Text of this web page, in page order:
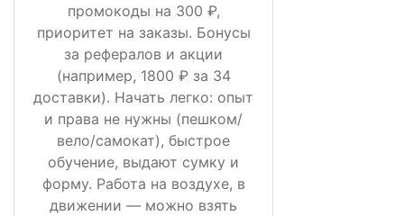
промокоды на 300 ₽,
приоритет на заказы. Бонусы
за рефералов и акции
(например, 1800 ₽ за 34
доставки). Начать легко: опыт
и права не нужны (пешком/
вело/самокат), быстрое
обучение, выдают сумку и
форму. Работа на воздухе, в
движении — можно взять